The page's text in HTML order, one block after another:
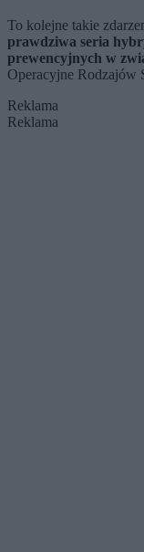
To kolejne takie
prawdziwa seria
prewencyjnych w
Operacyjne Rodzajów
Reklama
Reklama